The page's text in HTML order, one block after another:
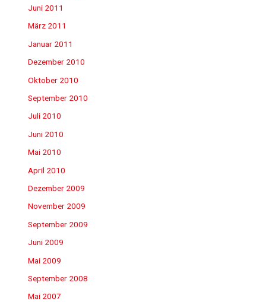
Juni 2011
März 2011
Januar 2011
Dezember 2010
Oktober 2010
September 2010
Juli 2010
Juni 2010
Mai 2010
April 2010
Dezember 2009
November 2009
September 2009
Juni 2009
Mai 2009
September 2008
Mai 2007